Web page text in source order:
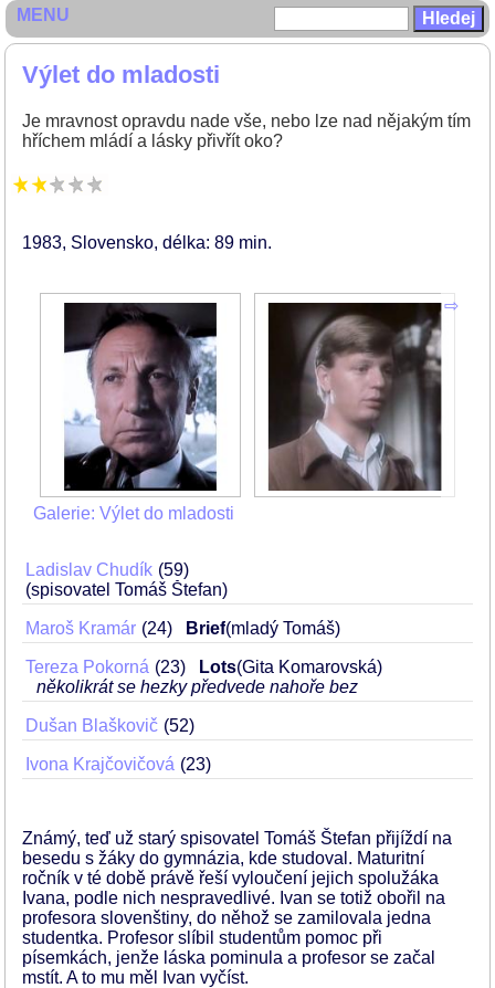
Výlet do mladosti
Je mravnost opravdu nade vše, nebo lze nad nějakým tím
hříchem mládí a lásky přivřít oko?
1983 Slovensko délka: 89 min
Galerie: Výlet do mladosti
Ladislav Chudík 59
(spisovatel Tomáš Štefan)
Maroš Kramár 24 Brief(mladý Tomáš)
Tereza Pokorná 23 Lots(Gita Komarovská)
několikrát se hezky předvede nahoře bez
Dušan Blaškovič 52
Ivona Krajčovičová 23
Známý, teď už starý spisovatel Tomáš Štefan přijíždí na
besedu s žáky do gymnázia, kde studoval. Maturitní
ročník v té době právě řeší vyloučení jejich spolužáka
Ivana, podle nich nespravedlivé. Ivan se totiž obořil na
profesora slovenštiny, do něhož se zamilovala jedna
studentka. Profesor slíbil studentům pomoc při
písemkách, jenže láska pominula a profesor se začal
mstít. A to mu měl Ivan vyčíst.
MENU